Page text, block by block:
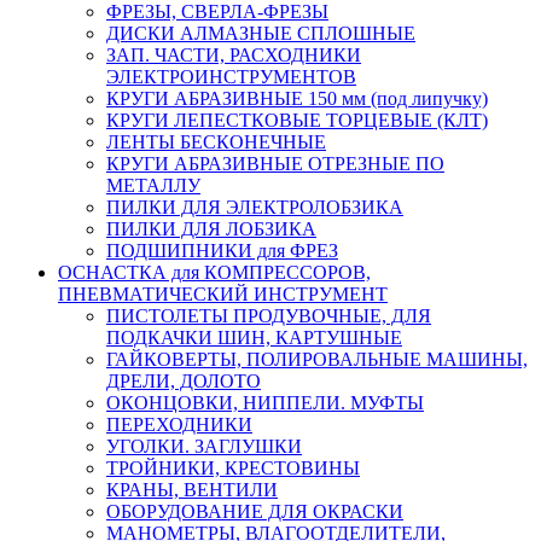
ФРЕЗЫ, СВЕРЛА-ФРЕЗЫ
ДИСКИ АЛМАЗНЫЕ СПЛОШНЫЕ
ЗАП. ЧАСТИ, РАСХОДНИКИ
ЭЛЕКТРОИНСТРУМЕНТОВ
КРУГИ АБРАЗИВНЫЕ 150 мм (под липучку)
КРУГИ ЛЕПЕСТКОВЫЕ ТОРЦЕВЫЕ (КЛТ)
ЛЕНТЫ БЕСКОНЕЧНЫЕ
КРУГИ АБРАЗИВНЫЕ ОТРЕЗНЫЕ ПО
МЕТАЛЛУ
ПИЛКИ ДЛЯ ЭЛЕКТРОЛОБЗИКА
ПИЛКИ ДЛЯ ЛОБЗИКА
ПОДШИПНИКИ для ФРЕЗ
ОСНАСТКА для КОМПРЕССОРОВ,
ПНЕВМАТИЧЕСКИЙ ИНСТРУМЕНТ
ПИСТОЛЕТЫ ПРОДУВОЧНЫЕ, ДЛЯ
ПОДКАЧКИ ШИН, КАРТУШНЫЕ
ГАЙКОВЕРТЫ, ПОЛИРОВАЛЬНЫЕ МАШИНЫ,
ДРЕЛИ, ДОЛОТО
ОКОНЦОВКИ, НИППЕЛИ. МУФТЫ
ПЕРЕХОДНИКИ
УГОЛКИ. ЗАГЛУШКИ
ТРОЙНИКИ, КРЕСТОВИНЫ
КРАНЫ, ВЕНТИЛИ
ОБОРУДОВАНИЕ ДЛЯ ОКРАСКИ
МАНОМЕТРЫ, ВЛАГООТДЕЛИТЕЛИ,